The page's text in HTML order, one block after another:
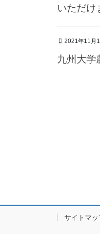
いただけ
2021年11月
九州大学
サイトマッ